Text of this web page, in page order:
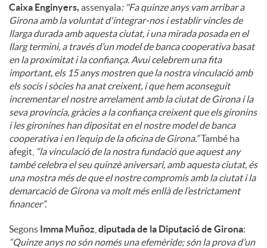
Caixa Enginyers, assenyala: "Fa quinze anys vam arribar a
Girona amb la voluntat d'integrar-nos i establir vincles de
llarga durada amb aquesta ciutat, i una mirada posada en el
llarg termini, a través d’un model de banca cooperativa basat
en la proximitat i la confiança. Avui celebrem una fita
important, els 15 anys mostren que la nostra vinculació amb
els socis i sòcies ha anat creixent, i que hem aconseguit
incrementar el nostre arrelament amb la ciutat de Girona i la
seva província, gràcies a la confiança creixent que els gironins
i les gironines han dipositat en el nostre model de banca
cooperativa i en l’equip de la oficina de Girona.”També ha
afegit, “la vinculació de la nostra fundació que aquest any
també celebra el seu quinzè aniversari, amb aquesta ciutat, és
una mostra més de que el nostre compromís amb la ciutat i la
demarcació de Girona va molt més enllà de l’estrictament
financer”.
Segons Imma Muñoz diputada de la Diputació de Girona:
“Quinze anys no són només una efemèride; són la prova d’un